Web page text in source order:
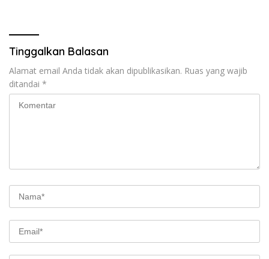
Tinggalkan Balasan
Alamat email Anda tidak akan dipublikasikan. Ruas yang wajib
ditandai *